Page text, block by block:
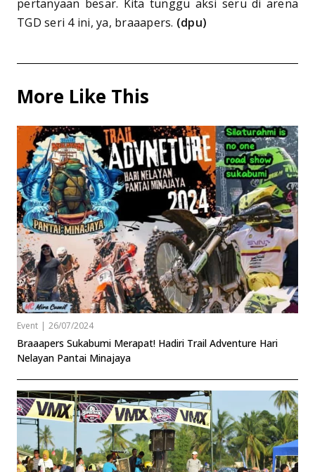
pertanyaan besar. Kita tunggu aksi seru di arena
TGD seri 4 ini, ya, braaapers. (dpu)
More Like This
Event | 26/07/2024
Braaapers Sukabumi Merapat! Hadiri Trail Adventure Hari
Nelayan Pantai Minajaya